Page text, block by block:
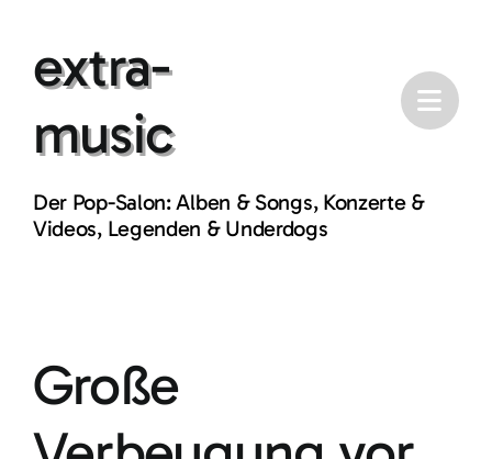
contentextra-
music
Der Pop-Salon: Alben & Songs, Konzerte &
Videos, Legenden & Underdogs
Große